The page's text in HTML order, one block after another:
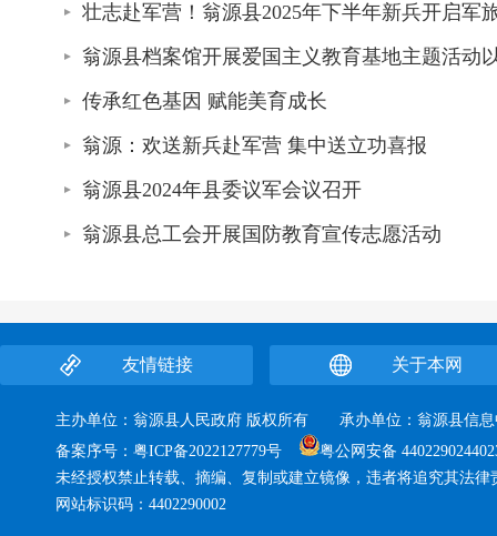
壮志赴军营！翁源县2025年下半年新兵开启军
翁源县档案馆开展爱国主义教育基地主题活动
传承红色基因 赋能美育成长
翁源：欢送新兵赴军营 集中送立功喜报
翁源县2024年县委议军会议召开
翁源县总工会开展国防教育宣传志愿活动
友情链接 关于本网
主办单位：翁源县人民政府 版权所有 承办单位：翁源县
备案序号： 粤ICP备2022127779号
粤公网安备
未经授权禁止转载、摘编、复制或建立镜像，违者将追究其法律
网站标识码：4402290002